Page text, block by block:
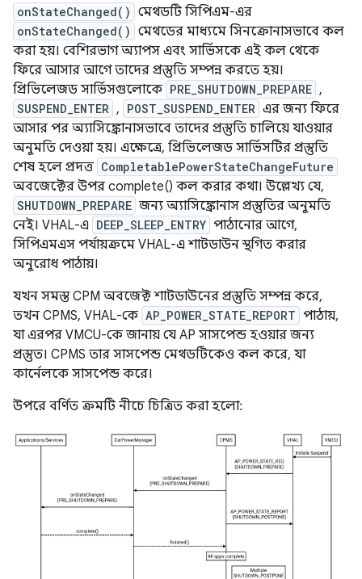
onStateChanged() মেথডটি সিপিএম-এর
onStateChanged() মেথডের মাধ্যমে সিনক্রোনাসভাবে কল
করা হয়। বেশিরভাগ অ্যাপস এবং সার্ভিসকে এই কল থেকে
ফিরে আসার আগে তাদের প্রস্তুতি সম্পন্ন করতে হয়।
প্রিভিলেজড সার্ভিসগুলোকে PRE_SHUTDOWN_PREPARE ,
SUSPEND_ENTER , POST_SUSPEND_ENTER এর জন্য ফিরে
আসার পর অ্যাসিঙ্ক্রোনাসভাবে তাদের প্রস্তুতি চালিয়ে যাওয়ার
অনুমতি দেওয়া হয়। এক্ষেত্রে, প্রিভিলেজড সার্ভিসটির প্রস্তুতি
শেষ হলে প্রদত্ত CompletablePowerStateChangeFuture
অবজেক্টের উপর complete() কল করার কথা। উল্লেখ্য যে,
SHUTDOWN_PREPARE জন্য অ্যাসিঙ্ক্রোনাস প্রস্তুতির অনুমতি
নেই। VHAL-এ DEEP_SLEEP_ENTRY পাঠানোর আগে,
সিপিএমএস পর্যায়ক্রমে VHAL-এ শাটডাউন স্থগিত করার
অনুরোধ পাঠায়।
যখন সমস্ত CPM অবজেক্ট শাটডাউনের প্রস্তুতি সম্পন্ন করে,
তখন CPMS, VHAL-কে AP_POWER_STATE_REPORT পাঠায়,
যা এরপর VMCU-কে জানায় যে AP সাসপেন্ড হওয়ার জন্য
প্রস্তুত। CPMS তার সাসপেন্ড মেথডটিকেও কল করে, যা
কার্নেলকে সাসপেন্ড করে।
উপরে বর্ণিত ক্রমটি নীচে চিত্রিত করা হলো: